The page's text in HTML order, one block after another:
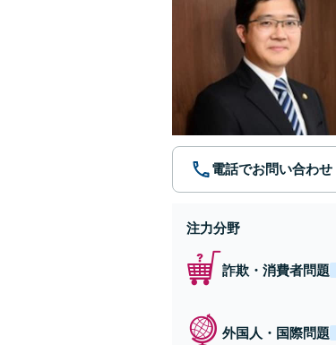
電話でお問い合わせ
注力分野
詐欺・消費者問題
外国人・国際問題